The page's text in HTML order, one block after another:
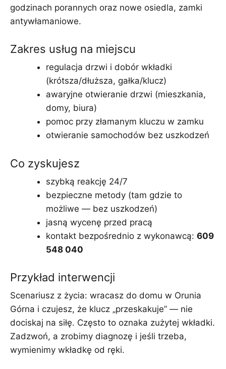
godzinach porannych oraz nowe osiedla, zamki
antywłamaniowe.
Zakres usług na miejscu
regulacja drzwi i dobór wkładki
(krótsza/dłuższa, gałka/klucz)
awaryjne otwieranie drzwi (mieszkania,
domy, biura)
pomoc przy złamanym kluczu w zamku
otwieranie samochodów bez uszkodzeń
Co zyskujesz
szybką reakcję 24/7
bezpieczne metody (tam gdzie to
możliwe — bez uszkodzeń)
jasną wycenę przed pracą
kontakt bezpośrednio z wykonawcą: 609
548 040
Przykład interwencji
Scenariusz z życia: wracasz do domu w Orunia
Górna i czujesz, że klucz „przeskakuje” — nie
dociskaj na siłę. Często to oznaka zużytej wkładki.
Zadzwoń, a zrobimy diagnozę i jeśli trzeba,
wymienimy wkładkę od ręki.